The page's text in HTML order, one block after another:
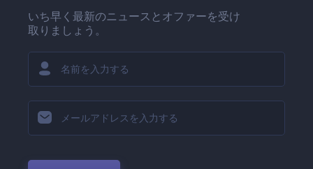
いち早く最新のニュースとオファーを受け
取りましょう。